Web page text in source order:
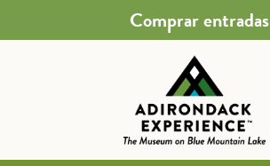
Comprar entradas